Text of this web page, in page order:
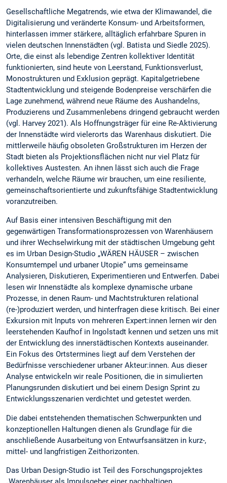
Gesellschaftliche Megatrends, wie etwa der Klimawandel, die
Digitalisierung und veränderte Konsum- und Arbeitsformen,
hinterlassen immer stärkere, alltäglich erfahrbare Spuren in
vielen deutschen Innenstädten (vgl. Batista und Siedle 2025).
Orte, die einst als lebendige Zentren kollektiver Identität
funktionierten, sind heute von Leerstand, Funktionsverlust,
Monostrukturen und Exklusion geprägt. Kapitalgetriebene
Stadtentwicklung und steigende Bodenpreise verschärfen die
Lage zunehmend, während neue Räume des Aushandelns,
Produzierens und Zusammenlebens dringend gebraucht werden
(vgl. Harvey 2021). Als Hoffnungsträger für eine Re-Aktivierung
der Innenstädte wird vielerorts das Warenhaus diskutiert. Die
mittlerweile häufig obsoleten Großstrukturen im Herzen der
Stadt bieten als Projektionsflächen nicht nur viel Platz für
kollektives Austesten. An ihnen lässt sich auch die Frage
verhandeln, welche Räume wir brauchen, um eine resiliente,
gemeinschaftsorientierte und zukunftsfähige Stadtentwicklung
voranzutreiben.
Auf Basis einer intensiven Beschäftigung mit den
gegenwärtigen Transformationsprozessen von Warenhäusern
und ihrer Wechselwirkung mit der städtischen Umgebung geht
es im Urban Design-Studio „WÄREN HÄUSER – zwischen
Konsumtempel und urbaner Utopie“ ums gemeinsame
Analysieren, Diskutieren, Experimentieren und Entwerfen. Dabei
lesen wir Innenstädte als komplexe dynamische urbane
Prozesse, in denen Raum- und Machtstrukturen relational
(re-)produziert werden, und hinterfragen diese kritisch. Bei einer
Exkursion mit Inputs von mehreren Expert:innen lernen wir den
leerstehenden Kaufhof in Ingolstadt kennen und setzen uns mit
der Entwicklung des innerstädtischen Kontexts auseinander.
Ein Fokus des Ortstermines liegt auf dem Verstehen der
Bedürfnisse verschiedener urbaner Akteur:innen. Aus dieser
Analyse entwickeln wir reale Positionen, die in simulierten
Planungsrunden diskutiert und bei einem Design Sprint zu
Entwicklungsszenarien verdichtet und getestet werden.
Die dabei entstehenden thematischen Schwerpunkten und
konzeptionellen Haltungen dienen als Grundlage für die
anschließende Ausarbeitung von Entwurfsansätzen in kurz-,
mittel- und langfristigen Zeithorizonten.
Das Urban Design-Studio ist Teil des Forschungsprojektes